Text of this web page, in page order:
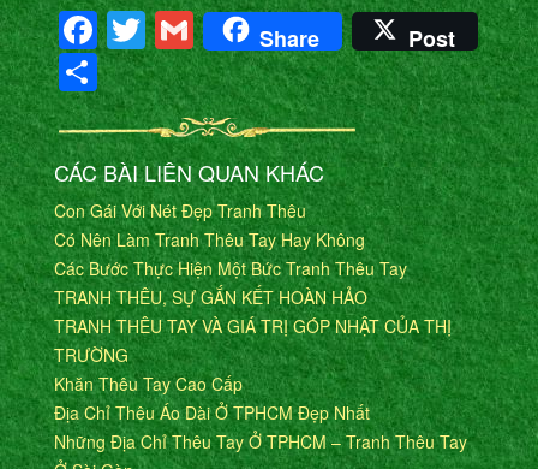
Facebook
Twitter
Gmail
Share Post
Share
CÁC BÀI LIÊN QUAN KHÁC
Con Gái Với Nét Đẹp Tranh Thêu
Có Nên Làm Tranh Thêu Tay Hay Không
Các Bước Thực Hiện Một Bức Tranh Thêu Tay
TRANH THÊU, SỰ GẮN KẾT HOÀN HẢO
TRANH THÊU TAY VÀ GIÁ TRỊ GÓP NHẬT CỦA THỊ
TRƯỜNG
Khăn Thêu Tay Cao Cấp
Địa Chỉ Thêu Áo Dài Ở TPHCM Đẹp Nhất
Những Địa Chỉ Thêu Tay Ở TPHCM – Tranh Thêu Tay